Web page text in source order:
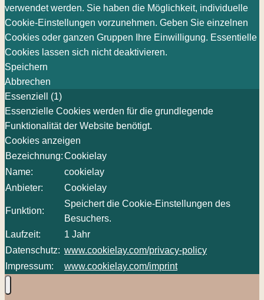
verwendet werden. Sie haben die Möglichkeit, individuelle
Cookie-Einstellungen vorzunehmen. Geben Sie einzelnen
Cookies oder ganzen Gruppen Ihre Einwilligung. Essentielle
Cookies lassen sich nicht deaktivieren.
Speichern
Abbrechen
Essenziell (1)
Essenzielle Cookies werden für die grundlegende
Funktionalität der Website benötigt.
Cookies anzeigen
Bezeichnung:Cookielay
Name:
cookielay
Anbieter:
Cookielay
Funktion:
Speichert die Cookie-Einstellungen des
Besuchers.
Laufzeit:
1 Jahr
Datenschutz: www.cookielay.com/privacy-policy
Impressum:
www.cookielay.com/imprint